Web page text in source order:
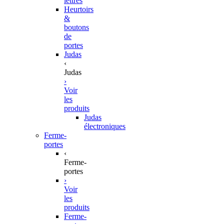
Heurtoirs
&
boutons
de
portes
Judas
‹
Judas
›
Voir
les
produits
Judas
électroniques
Ferme-
portes
‹
Ferme-
portes
›
Voir
les
produits
Ferme-